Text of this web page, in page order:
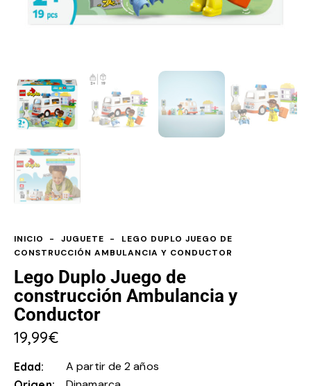
INICIO JUGUETE
LEGO DUPLO JUEGO DE
CONSTRUCCIÓN AMBULANCIA Y CONDUCTOR
Lego Duplo Juego de
construcción Ambulancia y
Conductor
19,99€
Edad A partir de 2 años